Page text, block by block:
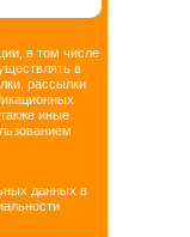
в том числе
в
рассылки
иные
данных в